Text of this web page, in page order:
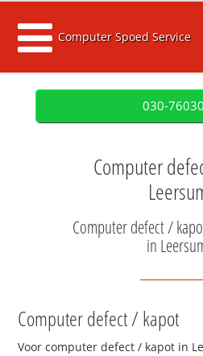
Computer Spoed Service
030-
Computer
Computer defect /
in
Computer defect / kapot
Voor computer defect / kapot in